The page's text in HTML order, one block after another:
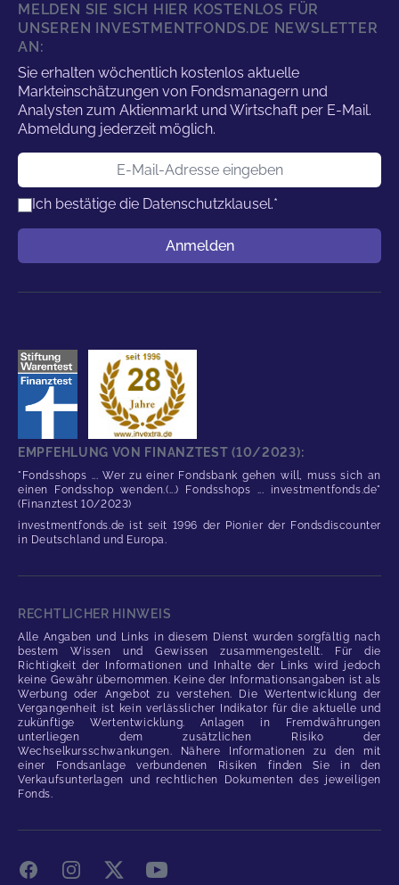
MELDEN SIE SICH HIER KOSTENLOS FÜR
UNSEREN INVESTMENTFONDS.DE NEWSLETTER
AN:
Sie erhalten wöchentlich kostenlos aktuelle
Markteinschätzungen von Fondsmanagern und
Analysten zum Aktienmarkt und Wirtschaft per E-Mail.
Abmeldung jederzeit möglich.
E-Mail-Adresse
Ich bestätige die Datenschutzklausel.*
Anmelden
EMPFEHLUNG VON FINANZTEST (10/2023):
"Fondsshops ... Wer zu einer Fondsbank gehen will, muss sich an
einen Fondsshop wenden.(...) Fondsshops ... investmentfonds.de"
(Finanztest 10/2023)
investmentfonds.de ist seit 1996 der Pionier der Fondsdiscounter
in Deutschland und Europa.
RECHTLICHER HINWEIS
Alle Angaben und Links in diesem Dienst wurden sorgfältig nach
bestem Wissen und Gewissen zusammengestellt. Für die
Richtigkeit der Informationen und Inhalte der Links wird jedoch
keine Gewähr übernommen. Keine der Informationsangaben ist als
Werbung oder Angebot zu verstehen. Die Wertentwicklung der
Vergangenheit ist kein verlässlicher Indikator für die aktuelle und
zukünftige Wertentwicklung. Anlagen in Fremdwährungen
unterliegen dem zusätzlichen Risiko der
Wechselkursschwankungen. Nähere Informationen zu den mit
einer Fondsanlage verbundenen Risiken finden Sie in den
Verkaufsunterlagen und rechtlichen Dokumenten des jeweiligen
Fonds.
FacebookInstagram
X YouTube